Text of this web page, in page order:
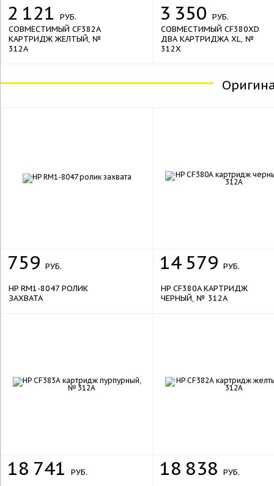
2 121
РУБ.
СОВМЕСТИМЫЙ CF382A
КАРТРИДЖ ЖЕЛТЫЙ, №
312A
3 350 РУБ.
СОВМЕСТИМЫЙ CF380XD
ДВА КАРТРИДЖА XL, №
312X
759 РУБ.
HP RM1-8047 РОЛИК
ЗАХВАТА
14 579 РУБ.
HP CF380A КАРТРИДЖ
ЧЕРНЫЙ, № 312A
18 741 РУБ. 18 838 РУБ.